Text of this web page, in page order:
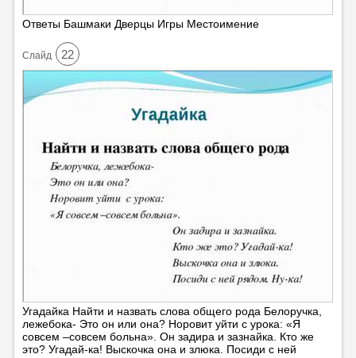
Ответы Башмаки Дверцы Игры Местоимение
Cлайд 22
Угадайка Найти и назвать слова общего рода Белоручка,
лежебока- Это он или она? Норовит уйти с урока: «Я
совсем –совсем больна». Он задира и зазнайка. Кто же
это? Угадай-ка! Выскочка она и злюка. Посиди с ней